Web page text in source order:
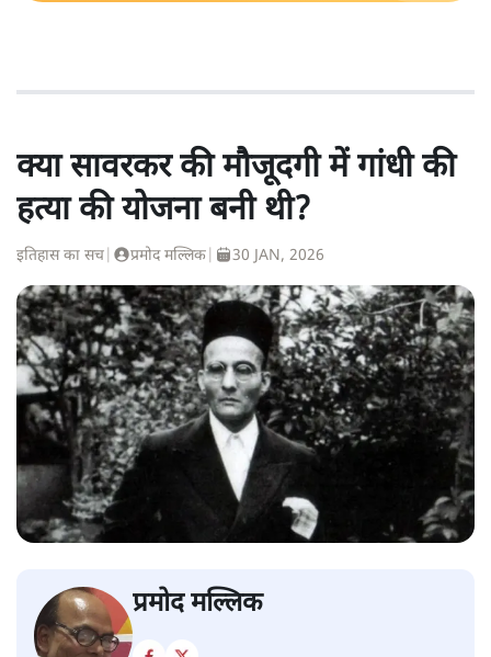
क्या सावरकर की मौजूदगी में गांधी की
हत्या की योजना बनी थी?
इतिहास का सच प्रमोद मल्लिक 30 JAN, 2026
प्रमोद मल्लिक